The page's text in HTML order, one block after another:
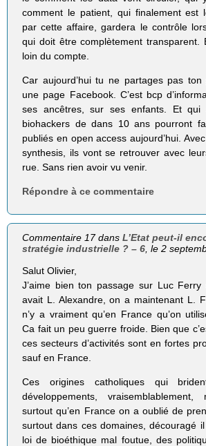
comment le patient, qui finalement est
par cette affaire, gardera le contrôle
qui doit être complètement transparent.
loin du compte.
Car aujourd’hui tu ne partages pas ton
une page Facebook. C’est bcp
ses ancêtres, sur ses enfants. Et
biohackers de dans 10 ans pourront
publiés en open access aujourd’hui.
synthesis, ils vont se retrouver avec
rue. Sans rien avoir vu venir.
Répondre à ce commentaire
Commentaire 17 dansL’Etat peut-il
stratégie industrielle ? – 6 , le 2
Salut Olivier,
J’aime bien ton passage sur Luc
avait L. Alexandre, on a maintenant L.
n’y a vraiment qu’en France qu’on
Ca fait un peu guerre froide. Bien que
ces secteurs d’activités sont en fortes
sauf en France.
Ces origines catholiques qui
développements,
surtout qu’en France on a oublié de
surtout dans ces domaines, découragé
loi de bioéthique mal foutue, des